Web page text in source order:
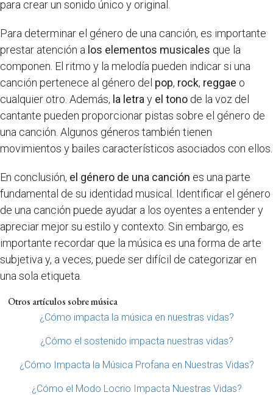
para crear un sonido único y original.
Para determinar el género de una canción, es importante
prestar atención a los elementos musicales que la
componen. El ritmo y la melodía pueden indicar si una
canción pertenece al género del pop, rock, reggae o
cualquier otro. Además, la letra y el tono de la voz del
cantante pueden proporcionar pistas sobre el género de
una canción. Algunos géneros también tienen
movimientos y bailes característicos asociados con ellos.
En conclusión, el género de una canción es una parte
fundamental de su identidad musical. Identificar el género
de una canción puede ayudar a los oyentes a entender y
apreciar mejor su estilo y contexto. Sin embargo, es
importante recordar que la música es una forma de arte
subjetiva y, a veces, puede ser difícil de categorizar en
una sola etiqueta.
Otros artículos sobre música
¿Cómo impacta la música en nuestras vidas?
¿Cómo el sostenido impacta nuestras vidas?
¿Cómo Impacta la Música Profana en Nuestras Vidas?
¿Cómo el Modo Locrio Impacta Nuestras Vidas?